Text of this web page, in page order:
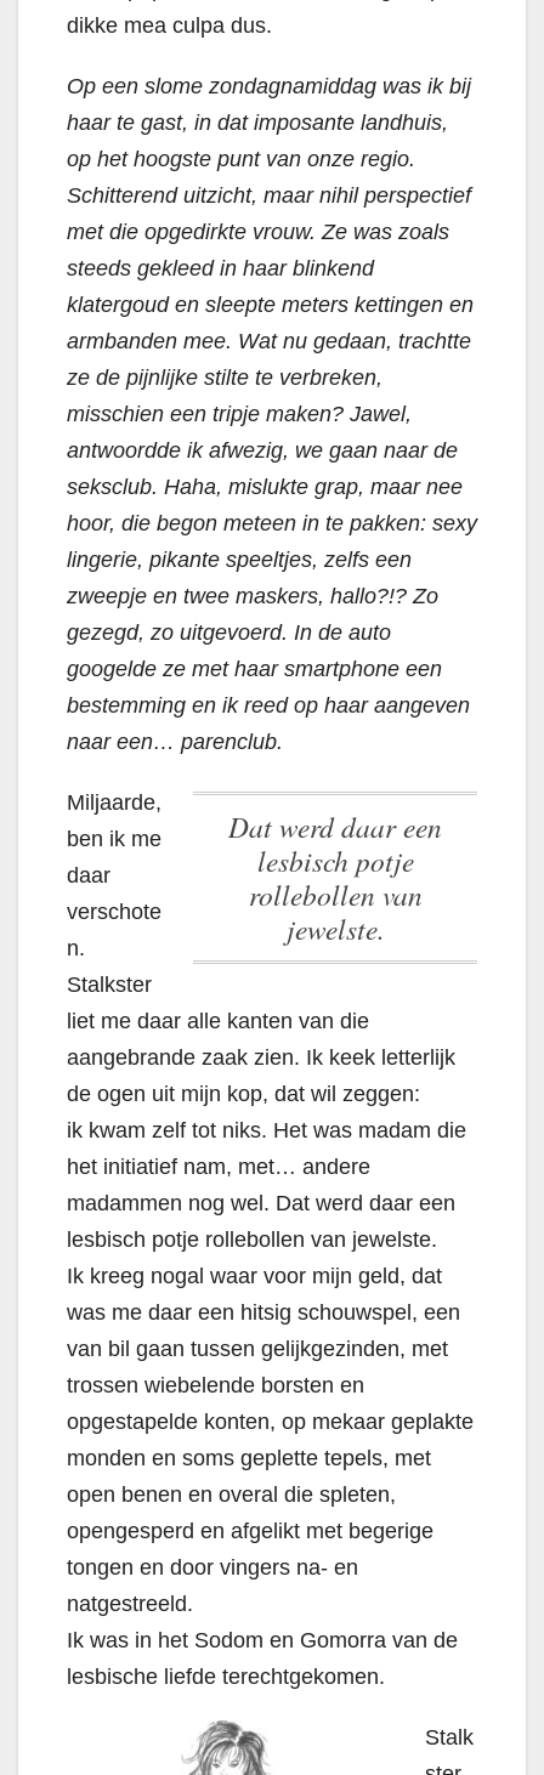
dikke mea culpa dus.
Op een slome zondagnamiddag was ik bij
haar te gast, in dat imposante landhuis,
op het hoogste punt van onze regio.
Schitterend uitzicht, maar nihil perspectief
met die opgedirkte vrouw. Ze was zoals
steeds gekleed in haar blinkend
klatergoud en sleepte meters kettingen en
armbanden mee. Wat nu gedaan, trachtte
ze de pijnlijke stilte te verbreken,
misschien een tripje maken? Jawel,
antwoordde ik afwezig, we gaan naar de
seksclub. Haha, mislukte grap, maar nee
hoor, die begon meteen in te pakken: sexy
lingerie, pikante speeltjes, zelfs een
zweepje en twee maskers, hallo?!? Zo
gezegd, zo uitgevoerd. In de auto
googelde ze met haar smartphone een
bestemming en ik reed op haar aangeven
naar een… parenclub.
Dat werd daar een
lesbisch potje
rollebollen van
jewelste.
Miljaarde,
ben ik me
daar
verschote
n.
Stalkster
liet me daar alle kanten van die
aangebrande zaak zien. Ik keek letterlijk
de ogen uit mijn kop, dat wil zeggen:
ik kwam zelf tot niks. Het was madam die
het initiatief nam, met… andere
madammen nog wel. Dat werd daar een
lesbisch potje rollebollen van jewelste.
Ik kreeg nogal waar voor mijn geld, dat
was me daar een hitsig schouwspel, een
van bil gaan tussen gelijkgezinden, met
trossen wiebelende borsten en
opgestapelde konten, op mekaar geplakte
monden en soms geplette tepels, met
open benen en overal die spleten,
opengesperd en afgelikt met begerige
tongen en door vingers na- en
natgestreeld.
Ik was in het Sodom en Gomorra van de
lesbische liefde terechtgekomen.
Stalk